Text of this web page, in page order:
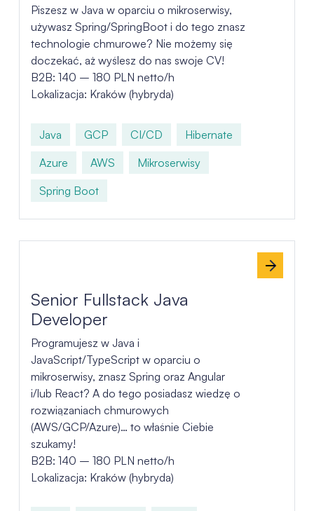
Piszesz w Java w oparciu o mikroserwisy,
używasz Spring/SpringBoot i do tego znasz
technologie chmurowe? Nie możemy się
doczekać, aż wyślesz do nas swoje CV!
B2B: 140 – 180 PLN netto/h
Lokalizacja: Kraków (hybryda)
Java GCP CI/CD
Hibernate
Azure
AWS
Mikroserwisy
Spring Boot
Senior Fullstack Java
Developer
Programujesz w Java i
JavaScript/TypeScript w oparciu o
mikroserwisy, znasz Spring oraz Angular
i/lub React? A do tego posiadasz wiedzę o
rozwiązaniach chmurowych
(AWS/GCP/Azure)… to właśnie Ciebie
szukamy!
B2B: 140 – 180 PLN netto/h
Lokalizacja: Kraków (hybryda)